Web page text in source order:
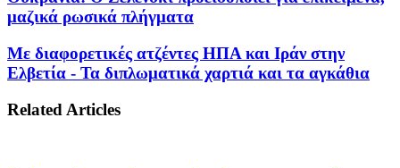
μαζικά ρωσικά πλήγματα
Με διαφορετικές ατζέντες ΗΠΑ και Ιράν στην
Ελβετία - Τα διπλωματικά χαρτιά και τα αγκάθια
Related Articles